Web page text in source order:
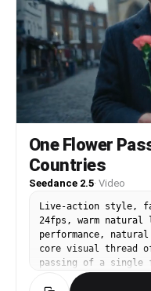
멈칫] "네가 말했었지...
다고." 4-6초: 눈가에 옅
미세하게 움직이며 말을
[반쯤 삼키며] "그런데
초: 시선이 천천히 가
다(눈물은 흘리지 않는
8-10초: 고개를 숙여 살
옅은 자조의 미소. [혼
래 기다린 거겠지." 10-
안정되게] "널 원망하
면 오른쪽을 응시, 눈빛
말할 듯 가볍게 움직이
한마디 기식음·점점 잦
를." 음성: 여성 목소리,
식음이 많으며 말이 느
감정으로 혼잣말 읊조
라: 고정 중근경, 극도로
한다. 얕은 심도, 배경
One Flower
Countries
Seedance 2.5· Video
Live-action style,
24fps, warm
performance,
core visual thread
passing of a single
travels quickly